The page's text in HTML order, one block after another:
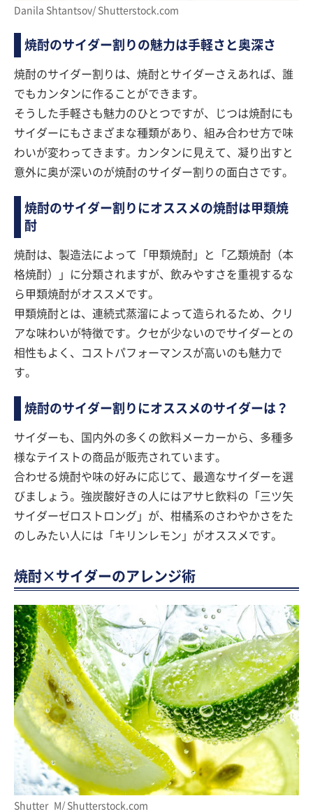
Danila Shtantsov/ Shutterstock.com
焼酎のサイダー割りの魅力は手軽さと奥深さ
焼酎のサイダー割りは、焼酎とサイダーさえあれば、誰
でもカンタンに作ることができます。
そうした手軽さも魅力のひとつですが、じつは焼酎にも
サイダーにもさまざまな種類があり、組み合わせ方で味
わいが変わってきます。カンタンに見えて、凝り出すと
意外に奥が深いのが焼酎のサイダー割りの面白さです。
焼酎のサイダー割りにオススメの焼酎は甲類焼
酎
焼酎は、製造法によって「甲類焼酎」と「乙類焼酎（本
格焼酎）」に分類されますが、飲みやすさを重視するな
ら甲類焼酎がオススメです。
甲類焼酎とは、連続式蒸溜によって造られるため、クリ
アな味わいが特徴です。クセが少ないのでサイダーとの
相性もよく、コストパフォーマンスが高いのも魅力で
す。
焼酎のサイダー割りにオススメのサイダーは？
サイダーも、国内外の多くの飲料メーカーから、多種多
様なテイストの商品が販売されています。
合わせる焼酎や味の好みに応じて、最適なサイダーを選
びましょう。強炭酸好きの人にはアサヒ飲料の「三ツ矢
サイダーゼロストロング」が、柑橘系のさわやかさをた
のしみたい人には「キリンレモン」がオススメです。
焼酎×サイダーのアレンジ術
Shutter_M/ Shutterstock.com